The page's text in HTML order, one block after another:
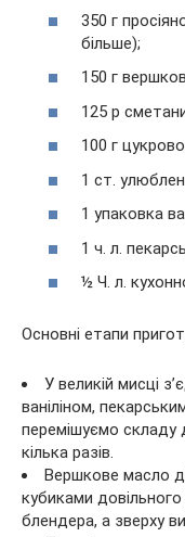
350 г
більше);
150 г
125 р
100 г
1 ст.
1 упаковка
1 ч. л.
½ Ч. л.
Основні етапи
У великій мисці
ваніліном,
перемішуємо
кілька разів.
Вершкове масло
кубиками
блендера, а зверху